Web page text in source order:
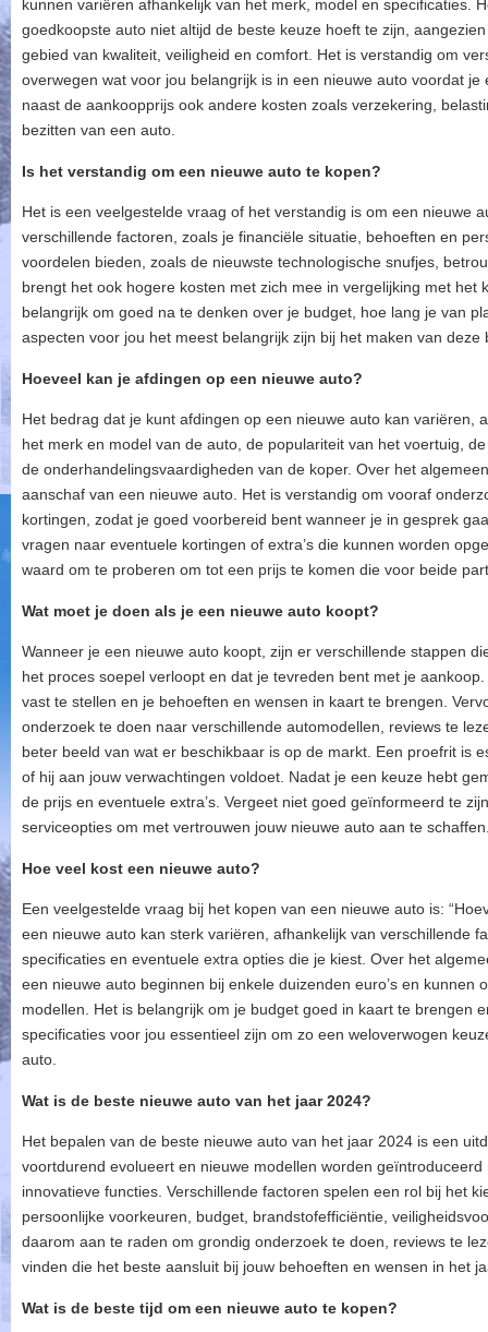
kunnen variëren afhankelijk van het merk, model en specificaties.
goedkoopste auto niet altijd de beste keuze hoeft te zijn,
gebied van kwaliteit, veiligheid en comfort. Het is verstandig om
overwegen wat voor jou belangrijk is in een nieuwe auto voordat
naast de aankoopprijs ook andere kosten zoals verzekering,
bezitten van een auto.
Is het verstandig om een nieuwe auto te kopen?
Het is een veelgestelde vraag of het verstandig is om een nieuwe
verschillende factoren, zoals je financiële situatie, behoeften en
voordelen bieden, zoals de nieuwste technologische snufjes,
brengt het ook hogere kosten met zich mee in vergelijking met het
belangrijk om goed na te denken over je budget, hoe lang je van
aspecten voor jou het meest belangrijk zijn bij het maken van deze
Hoeveel kan je afdingen op een nieuwe auto?
Het bedrag dat je kunt afdingen op een nieuwe auto kan variëren,
het merk en model van de auto, de populariteit van het voertuig,
de onderhandelingsvaardigheden van de koper. Over het
aanschaf van een nieuwe auto. Het is verstandig om vooraf
kortingen, zodat je goed voorbereid bent wanneer je in gesprek
vragen naar eventuele kortingen of extra’s die kunnen worden
waard om te proberen om tot een prijs te komen die voor beide
Wat moet je doen als je een nieuwe auto koopt?
Wanneer je een nieuwe auto koopt, zijn er verschillende stappen
het proces soepel verloopt en dat je tevreden bent met je
vast te stellen en je behoeften en wensen in kaart te brengen.
onderzoek te doen naar verschillende automodellen, reviews te
beter beeld van wat er beschikbaar is op de markt. Een proefrit is
of hij aan jouw verwachtingen voldoet. Nadat je een keuze hebt
de prijs en eventuele extra’s. Vergeet niet goed geïnformeerd te
serviceopties om met vertrouwen jouw nieuwe auto aan te
Hoe veel kost een nieuwe auto?
Een veelgestelde vraag bij het kopen van een nieuwe auto is:
een nieuwe auto kan sterk variëren, afhankelijk van verschillende
specificaties en eventuele extra opties die je kiest. Over het
een nieuwe auto beginnen bij enkele duizenden euro’s en kunnen
modellen. Het is belangrijk om je budget goed in kaart te brengen
specificaties voor jou essentieel zijn om zo een weloverwogen
auto.
Wat is de beste nieuwe auto van het jaar 2024?
Het bepalen van de beste nieuwe auto van het jaar 2024 is een
voortdurend evolueert en nieuwe modellen worden
innovatieve functies. Verschillende factoren spelen een rol bij het
persoonlijke voorkeuren, budget, brandstofefficiëntie,
daarom aan te raden om grondig onderzoek te doen, reviews te
vinden die het beste aansluit bij jouw behoeften en wensen in het
Wat is de beste tijd om een nieuwe auto te kopen?